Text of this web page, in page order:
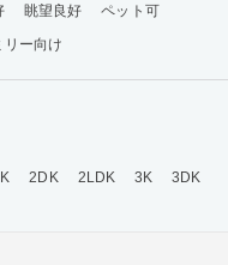
眺望良好
ペット可
リー向け
2DK 2LDK 3K
3DK